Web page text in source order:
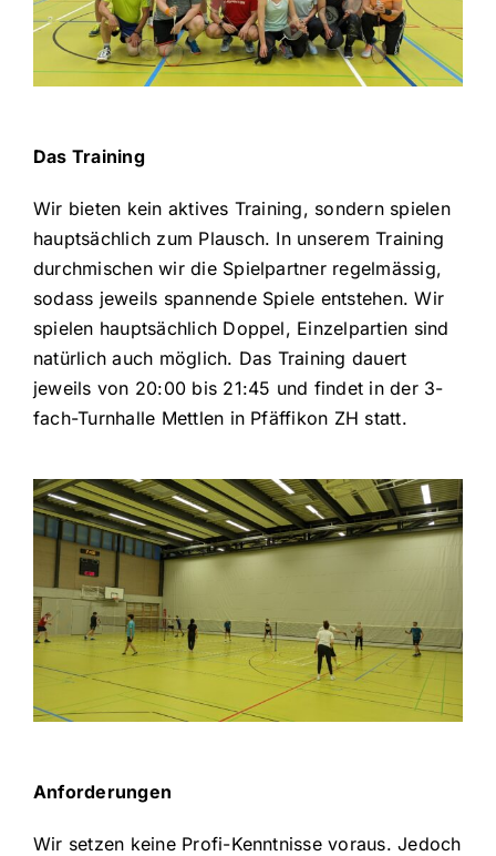
Kontakt
Das Training
Wir bieten kein aktives Training, sondern spielen
hauptsächlich zum Plausch. In unserem Training
durchmischen wir die Spielpartner regelmässig,
sodass jeweils spannende Spiele entstehen. Wir
spielen hauptsächlich Doppel, Einzelpartien sind
natürlich auch möglich. Das Training dauert
jeweils von 20:00 bis 21:45 und findet in der 3-
fach-Turnhalle Mettlen in Pfäffikon ZH statt.
Anforderungen
Wir setzen keine Profi-Kenntnisse voraus. Jedoch